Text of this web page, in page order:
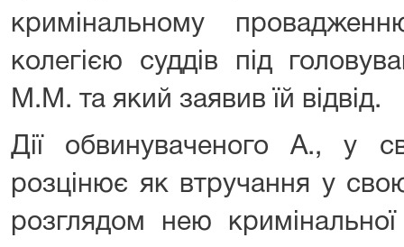
кримінальному
колегією суддів під
М.М. та який заявив їй відвід.
Дії обвинуваченого А., у
розцінює як втручання у
розглядом нею